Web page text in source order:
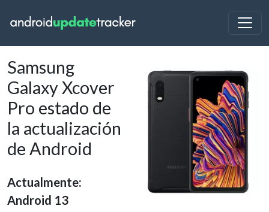
Samsung
Galaxy Xcover
Pro estado de
la actualización
de Android
Actualmente:
Android 13